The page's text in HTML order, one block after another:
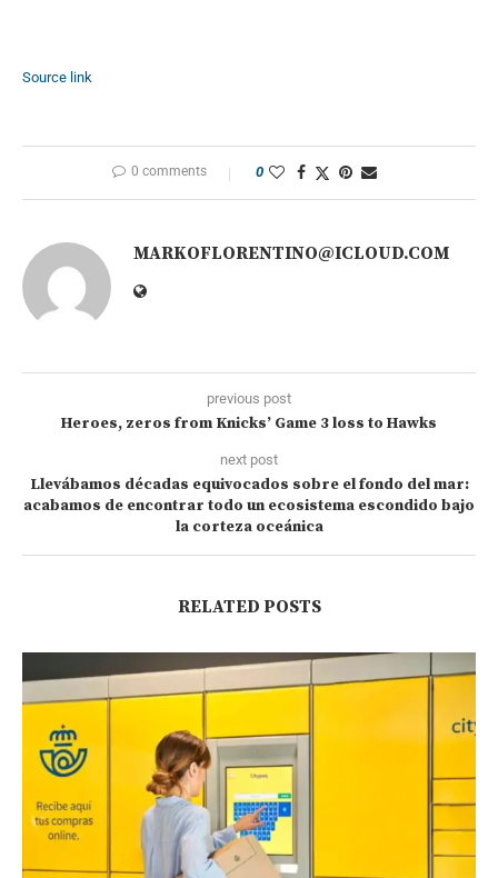
Source link
0 comments 0
MARKOFLORENTINO@ICLOUD.COM
previous post
Heroes, zeros from Knicks’ Game 3 loss to Hawks
next post
Llevábamos décadas equivocados sobre el fondo del mar:
acabamos de encontrar todo un ecosistema escondido bajo
la corteza oceánica
RELATED POSTS